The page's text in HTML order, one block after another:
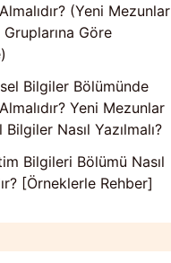
(Yeni Mezunlar
Göre
Bilgiler Bölümünde
Yeni Mezunlar
Nasıl Yazılmalı?
Bilgileri Bölümü Nasıl
[Örneklerle Rehber]